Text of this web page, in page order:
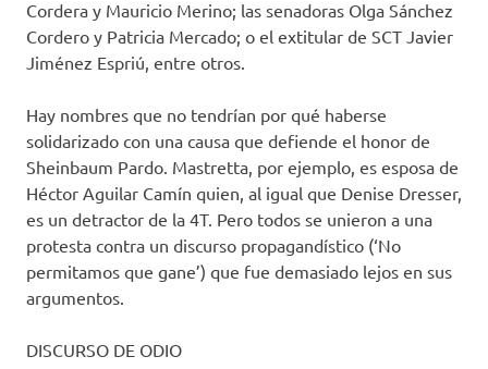
Cordera y Mauricio Merino; las senadoras Olga Sánchez
Cordero y Patricia Mercado; o el extitular de SCT Javier
Jiménez Espriú, entre otros.
Hay nombres que no tendrían por qué haberse
solidarizado con una causa que defiende el honor de
Sheinbaum Pardo. Mastretta, por ejemplo, es esposa de
Héctor Aguilar Camín quien, al igual que Denise Dresser,
es un detractor de la 4T. Pero todos se unieron a una
protesta contra un discurso propagandístico (‘No
permitamos que gane’) que fue demasiado lejos en sus
argumentos.
DISCURSO DE ODIO